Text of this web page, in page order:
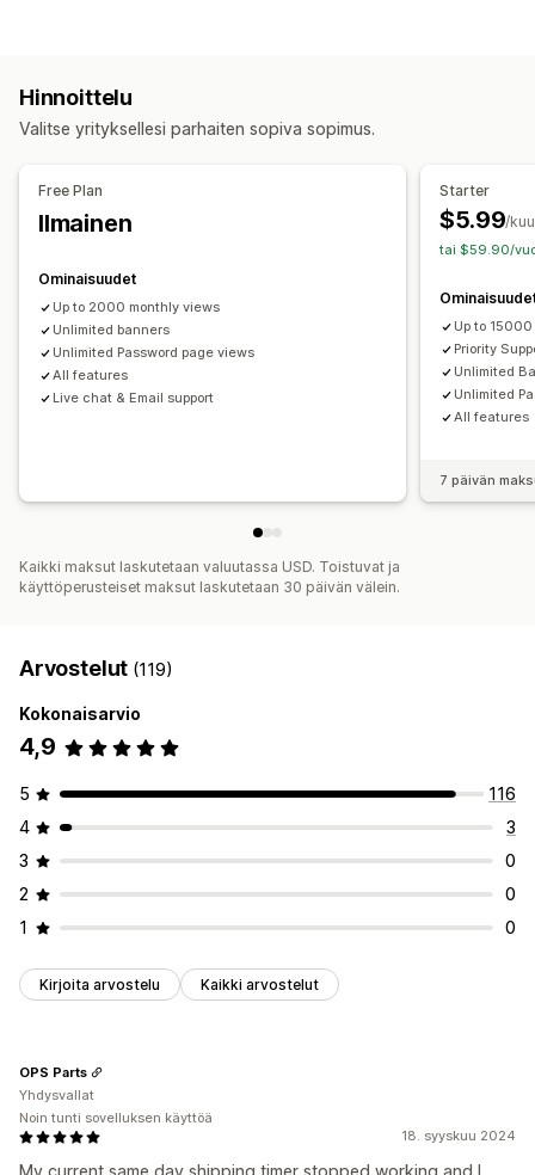
Animaatiot Ostoskorisivu
Toistuva
Tapahtumaperusteinen
Vierailukohtainen resetointi
Kertaluonteinen
Istuntoperusteinen
Ajastintyyppi
Päivittäiset tarjoukset
Poistomyynnit
Aikarajoitettu kampanja
Tuotteen lanseeraus
Mainostava Ajastin
Mobiiliresponsiivisuus
Analytiikka ja raportit
Asiakassegmentit
Hinnoittelu
Valitse yrityksellesi parhaiten sopiva sopimus.
Free Plan
Ilmainen
Ominaisuudet
Up to 2000 monthly views
Unlimited banners
Unlimited Password page views
All features
Live chat & Email support
Starter
$5.99/
tai $59.90/
Up to
Priority
Unlimited
Unlimited
All features
7 päivän
Kaikki maksut laskutetaan valuutassa USD. Toistuvat ja
käyttöperusteiset maksut laskutetaan 30 päivän välein.
Arvostelut (119)
Kokonaisarvio
4,9
5
116
4
3
3
0
2
0
1
0
Kirjoita arvostelu Kaikki arvostelut
18. syyskuu 2024
OPS Parts
Yhdysvallat
Noin tunti sovelluksen käyttöä